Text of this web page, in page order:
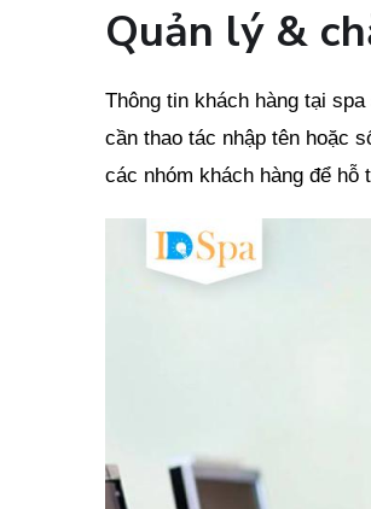
Quản lý &
Thông tin khách hàng tại
cần thao tác nhập tên hoặc
các nhóm khách hàng để